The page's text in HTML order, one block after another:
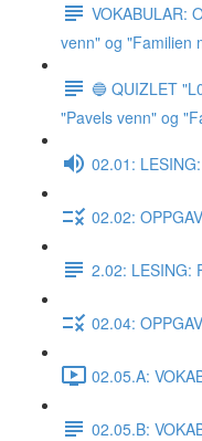
VOKABULAR:
venn" og "Familien
🔵 QUIZLET
"Pavels venn" og
02.01:
02.02:
2.02: LESING:
02.04:
02.05.A:
02.05.B: